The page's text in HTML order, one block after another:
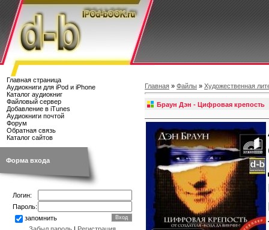
Главная страница
Аудиокниги для iPod и iPhone
Каталог аудиокниг
Файловый сервер
Добавление в iTunes
Аудиокниги почтой
Форум
Обратная связь
Каталог сайтов
Форма входа
Логин:
Пароль:
запомнить
Главная » Файлы » Художественная
Браун Дэн - Цифровая крепость